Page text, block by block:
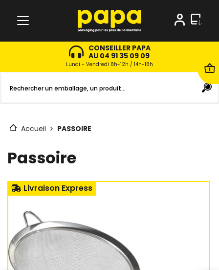
CONSEILLER PAPA
AU 04 91 35 09 09
Lundi - Vendredi 8h-12h / 14h-18h
Accueil PASSOIRE
Passoire
Livraison Express